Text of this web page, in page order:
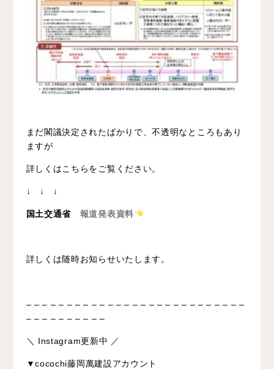
まだ閣議決定されたばかりで、不透明なところもあり
ますが
詳しくはこちらをご覧ください。
↓ ↓ ↓
国土交通省 報道発表資料
詳しくは随時お知らせいたします。
– – – – – – – – – – – – – – – – – – – – – – – – – – –
– – – – – – – – – –
＼ Instagram更新中 ／
▼cocochi藤岡萬建設アカウント